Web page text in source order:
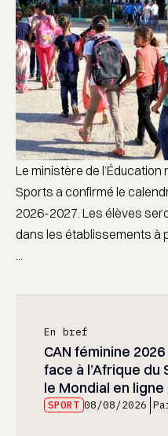
Le ministère de
Sports a confirmé le
2026-2027. Les élèves
dans les établissements à
En bref
CAN féminine
face à l’Afrique du
le Mondial en
SPORT 08/08/2026